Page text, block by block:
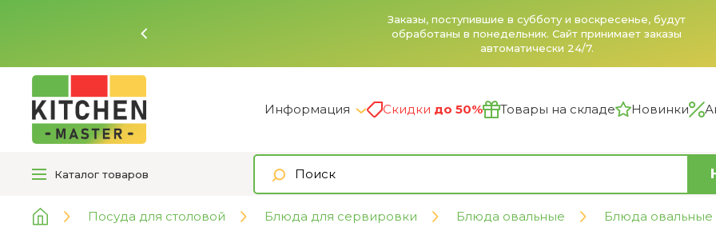
Заказы, поступившие в субботу и воскресенье, будут
обработаны в понедельник. Сайт принимает заказы
автоматически 24/7.
Информация Скидки до 50% Товары на складе Новинки
Каталог товаров
Посуда для столовой Блюда для сервировки Блюда овальные Блюда овальные